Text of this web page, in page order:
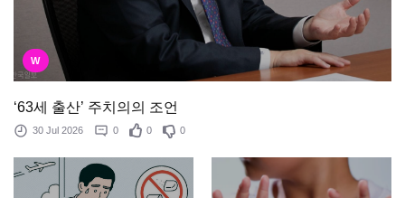
W
‘63세 출산’ 주치의의 조언
30 Jul 2026 0 0 0